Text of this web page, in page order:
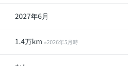
2027年6月
1.4万km※2026年5月時